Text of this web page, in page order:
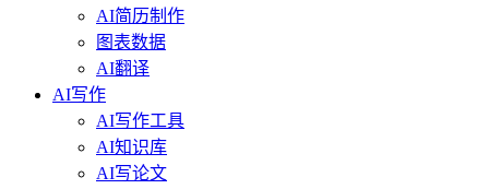
AI简历制作
图表数据
AI翻译
AI写作
AI写作工具
AI知识库
AI写论文